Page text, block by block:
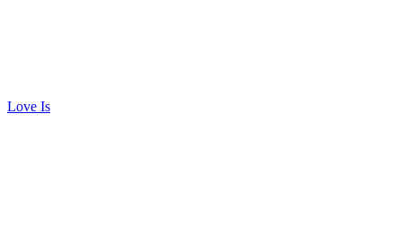
Love Is